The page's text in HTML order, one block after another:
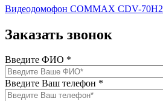
Видеодомофон COMMAX CDV-70H2
Заказать звонок
Введите ФИО *
Введите Ваш телефон *